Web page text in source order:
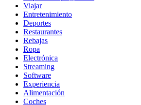
Viajar
Entretenimiento
Deportes
Restaurantes
Rebajas
Ropa
Electrónica
Streaming
Software
Experiencia
Alimentación
Coches